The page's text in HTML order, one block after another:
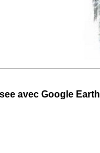
avec Google Earth